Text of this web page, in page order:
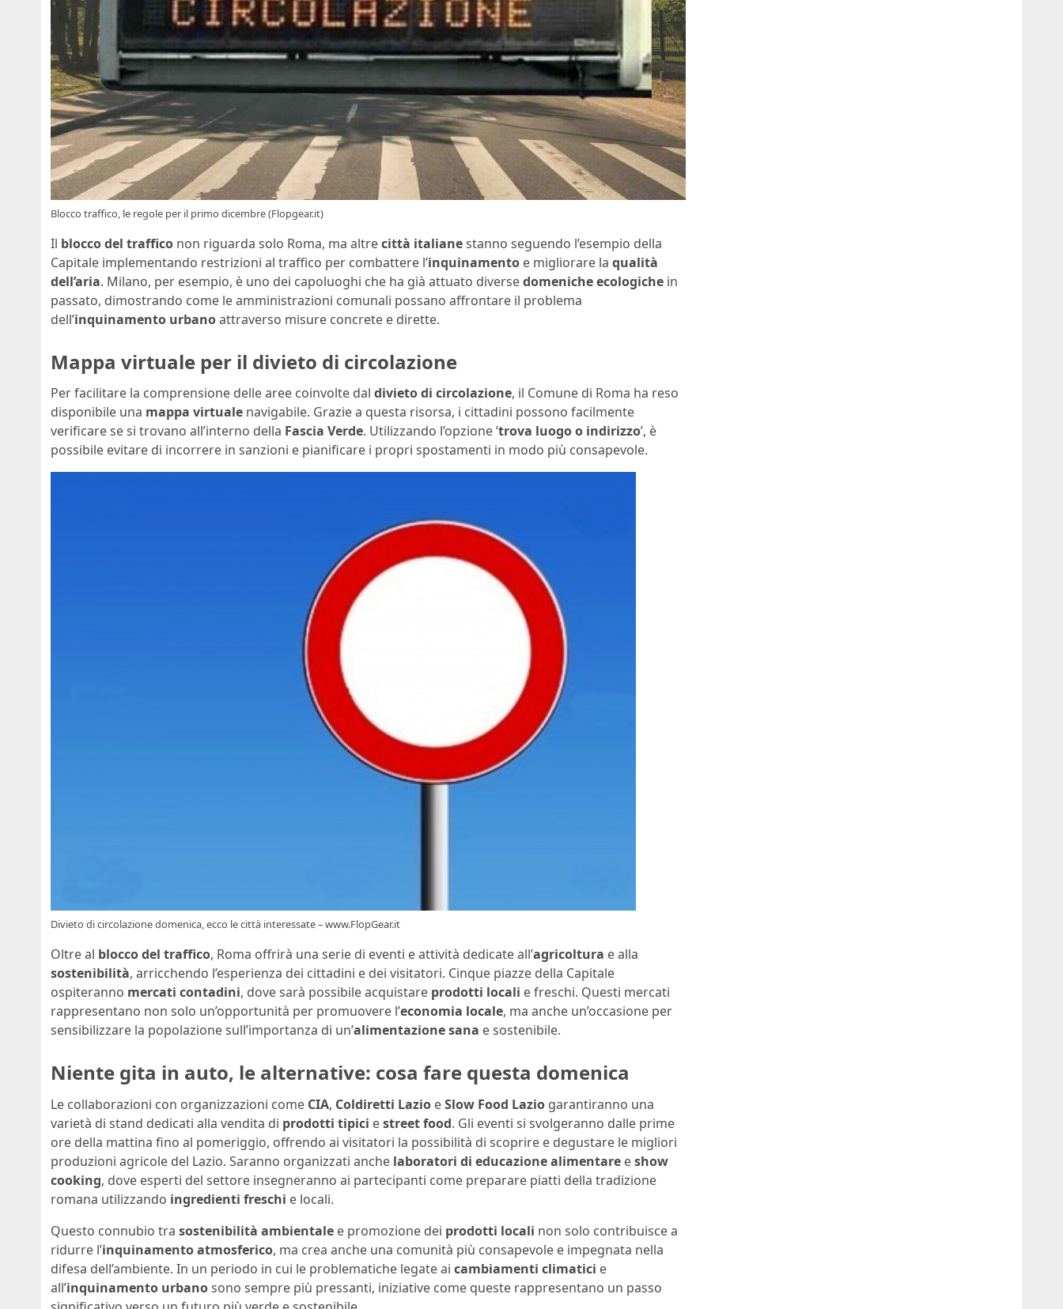
Blocco traffico, le regole per il primo dicembre (Flopgear.it)
Il blocco del traffico non riguarda solo Roma, ma altrecittà italianestanno seguendo l’esempio della
Capitale implementando restrizioni al traffico per combattere l’inquinamento e migliorare la qualità
dell’aria. Milano, per esempio, è uno dei capoluoghi che ha già attuato diversedomeniche ecologiche in
passato, dimostrando come le amministrazioni comunali possano affrontare il problema
dell’inquinamento urbanoattraverso misure concrete e dirette.
Mappa virtuale per il divieto di circolazione
Per facilitare la comprensione delle aree coinvolte dal divieto di circolazione, il Comune di Roma ha reso
disponibile una mappa virtuale navigabile. Grazie a questa risorsa, i cittadini possono facilmente
verificare se si trovano all’interno della Fascia Verde. Utilizzando l’opzione ‘trova luogo o indirizzo’, è
possibile evitare di incorrere in sanzioni e pianificare i propri spostamenti in modo più consapevole.
Divieto di circolazione domenica, ecco le città interessate – www.FlopGear.it
Oltre al blocco del traffico, Roma offrirà una serie di eventi e attività dedicate all’agricoltura e alla
sostenibilità, arricchendo l’esperienza dei cittadini e dei visitatori. Cinque piazze della Capitale
ospiteranno mercati contadini, dove sarà possibile acquistare prodotti locali e freschi. Questi mercati
rappresentano non solo un’opportunità per promuovere l’economia locale, ma anche un’occasione per
sensibilizzare la popolazione sull’importanza di un’alimentazione sana e sostenibile.
Niente gita in auto, le alternative: cosa fare questa domenica
Le collaborazioni con organizzazioni come CIA, Coldiretti Lazio eSlow Food Lazio garantiranno una
varietà di stand dedicati alla vendita di prodotti tipici estreet food. Gli eventi si svolgeranno dalle prime
ore della mattina fino al pomeriggio, offrendo ai visitatori la possibilità di scoprire e degustare le migliori
produzioni agricole del Lazio. Saranno organizzati anche laboratori di educazione alimentare eshow
cooking, dove esperti del settore insegneranno ai partecipanti come preparare piatti della tradizione
romana utilizzando ingredienti freschi e locali.
Questo connubio tra sostenibilità ambientale e promozione dei prodotti locali non solo contribuisce a
ridurre l’inquinamento atmosferico, ma crea anche una comunità più consapevole e impegnata nella
difesa dell’ambiente. In un periodo in cui le problematiche legate ai cambiamenti climatici e
all’inquinamento urbanosono sempre più pressanti, iniziative come queste rappresentano un passo